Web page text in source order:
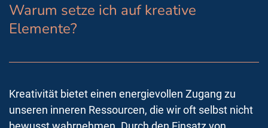
Warum setze ich auf kreative
Elemente?
Kreativität bietet einen energievollen Zugang zu
unseren inneren Ressourcen, die wir oft selbst nicht